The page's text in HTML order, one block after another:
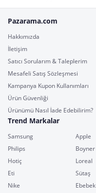
Pazarama.com
Hakkımızda
İletişim
Satıcı Sorularım & Taleplerim
Mesafeli Satış Sözleşmesi
Kampanya Kupon Kullanımları
Ürün Güvenliği
Ürünümü Nasıl İade Edebilirim?
Trend Markalar
Samsung Apple
Philips
Boyner
Hotiç
Loreal
Eti
Sütaş
Nike
Ebebek